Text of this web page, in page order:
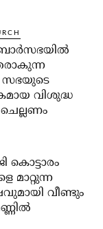
സഭയുടെ
വിശുദ്ധ
കൊട്ടാരം
മാറ്റുന്ന
വീണ്ടും